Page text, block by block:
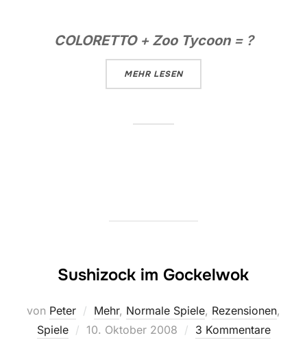
COLORETTO +Zoo Tycoon= ?
MEHR ÜBER „ZOOLORETTO“
LESEN
Sushizock im Gockelwok
von Peter Mehr, Normale Spiele, Rezensionen,
Spiele
Veröffentlicht
10. Oktober 2008 3 Kommentare